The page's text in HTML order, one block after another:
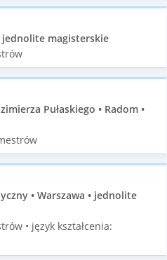
jednolite magisterskie
Pułaskiego • Radom •
• Warszawa • jednolite
• język kształcenia: